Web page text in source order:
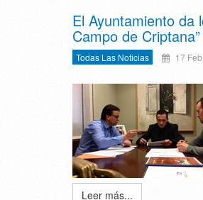
El Ayuntamiento da
Campo de Criptana”
Todas Las Noticias 17
Leer más...